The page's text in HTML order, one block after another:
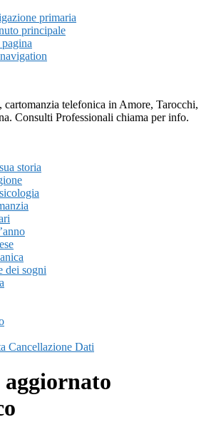
primaria
principale
telefonica in Amore, Tarocchi,
Consulti Professionali chiama per info.
storia
dei sogni
Cancellazione Dati
aggiornato